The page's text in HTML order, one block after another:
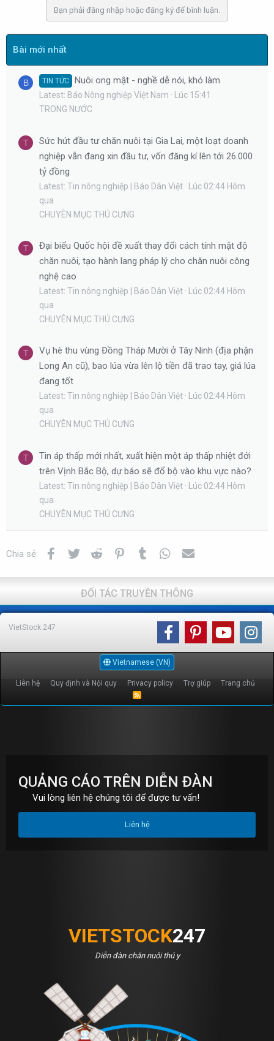
y
Bạn phải đăng nhập hoặc đăng ký để bình luận.
Bài mới nhất
B TIN TỨC Nuôi ong mật - nghề dễ nói, khó làm
Latest: Báo Nông nghiệp Việt Nam
Lúc 15:41
TRONG NƯỚC
T
Sức hút đầu tư chăn nuôi tại Gia Lai, một loạt doanh
nghiệp vẫn đang xin đầu tư, vốn đăng kí lên tới 26.000
tỷ đồng
Latest: Tin nông nghiệp | Báo Dân Việt
Lúc 02:44 Hôm
qua
CHUYÊN MỤC THÚ CƯNG
T
Đại biểu Quốc hội đề xuất thay đổi cách tính mật độ
chăn nuôi, tạo hành lang pháp lý cho chăn nuôi công
nghệ cao
Latest: Tin nông nghiệp | Báo Dân Việt
Lúc 02:44 Hôm
qua
CHUYÊN MỤC THÚ CƯNG
T
Vụ hè thu vùng Đồng Tháp Mười ở Tây Ninh (địa phận
Long An cũ), bao lúa vừa lên lộ tiền đã trao tay, giá lúa
đang tốt
Latest: Tin nông nghiệp | Báo Dân Việt
Lúc 02:44 Hôm
qua
CHUYÊN MỤC THÚ CƯNG
T
Tin áp thấp mới nhất, xuất hiện một áp thấp nhiệt đới
trên Vịnh Bắc Bộ, dự báo sẽ đổ bộ vào khu vực nào?
Latest: Tin nông nghiệp | Báo Dân Việt
Lúc 02:44 Hôm
qua
CHUYÊN MỤC THÚ CƯNG
Chia sẻ: Facebook
Twitter Reddit PinterestTumblr WhatsApp
ĐỐI TÁC TRUYỀN THÔNG
VietStock 247
Vietnamese (VN)
Liên hệ Quy định và Nội quy Privacy policy Trợ giúp Trang chủ
R
QUẢNG CÁO TRÊN DIỄN ĐÀN
Vui lòng liên hệ chúng tôi để được tư vấn!
Liên hệ
VIETSTOCK247
Diễn đàn chăn nuôi thú y